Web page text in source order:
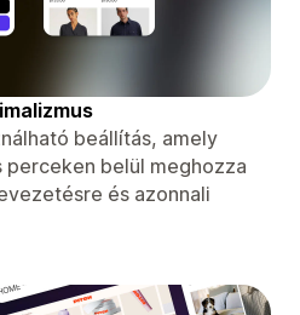
beállítás, amely
belül meghozza
és azonnali